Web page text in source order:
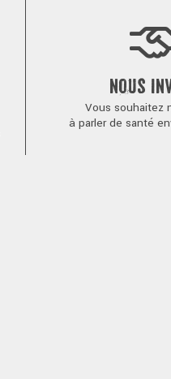
NOUS
Vous souhaitez
à parler de santé